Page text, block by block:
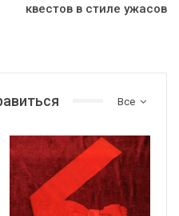
квестов в стиле ужасов
Все